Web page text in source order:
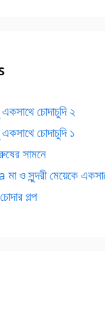
চোদাচুদি ২
চোদাচুদি ১
সামনে
সুন্দরী মেয়েকে
গল্প